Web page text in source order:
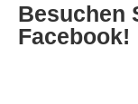
Besuchen
Facebook!